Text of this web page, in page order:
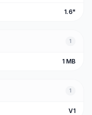
1.6"
1
1 MB
1
V1